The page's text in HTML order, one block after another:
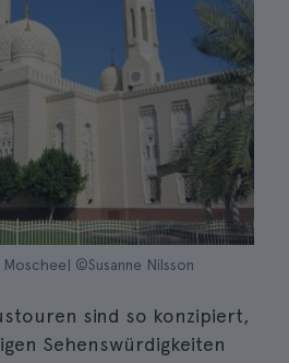
Moschee| ©Susanne Nilsson
sind so konzipiert,
Sehenswürdigkeiten